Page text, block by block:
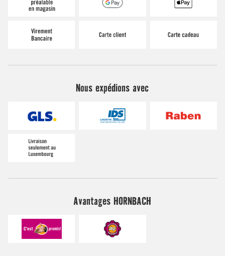
Nous expédions avec
Avantages HORNBACH